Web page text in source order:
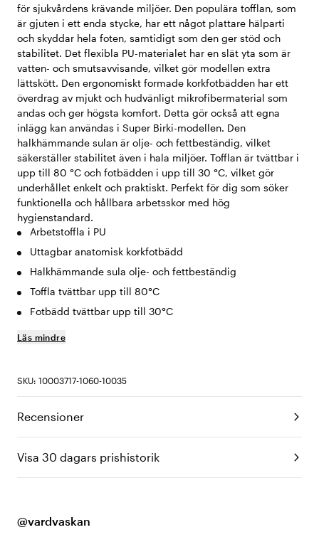
för sjukvårdens krävande miljöer. Den populära tofflan, som
är gjuten i ett enda stycke, har ett något plattare hälparti
och skyddar hela foten, samtidigt som den ger stöd och
stabilitet. Det flexibla PU-materialet har en slät yta som är
vatten- och smutsavvisande, vilket gör modellen extra
lättskött. Den ergonomiskt formade korkfotbädden har ett
överdrag av mjukt och hudvänligt mikrofibermaterial som
andas och ger högsta komfort. Detta gör också att egna
inlägg kan användas i Super Birki-modellen. Den
halkhämmande sulan är olje- och fettbeständig, vilket
säkerställer stabilitet även i hala miljöer. Tofflan är tvättbar i
upp till 80 °C och fotbädden i upp till 30 °C, vilket gör
underhållet enkelt och praktiskt. Perfekt för dig som söker
funktionella och hållbara arbetsskor med hög
hygienstandard.
Arbetstoffla i PU
Uttagbar anatomisk korkfotbädd
Halkhämmande sula olje- och fettbeständig
Toffla tvättbar upp till 80°C
Fotbädd tvättbar upp till 30°C
Läs mindre
SKU: 10003717-1060-10035
Recensioner
Visa 30 dagars prishistorik
@vardvaskan